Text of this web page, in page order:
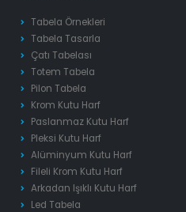
Tabela Örnekleri
Tabela Tasarla
Çatı Tabelası
Totem Tabela
Pilon Tabela
Krom Kutu Harf
Paslanmaz Kutu Harf
Pleksi Kutu Harf
Alüminyum Kutu Harf
Fileli Krom Kutu Harf
Arkadan Işıklı Kutu Harf
Led Tabela